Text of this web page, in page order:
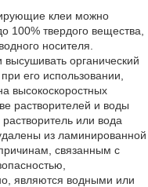
клеи можно
100% твердого вещества,
носителя.
органический
его использовании,
высокоскоростных
растворителей и воды
или вода
из ламинированной
связанным с
являются водными или